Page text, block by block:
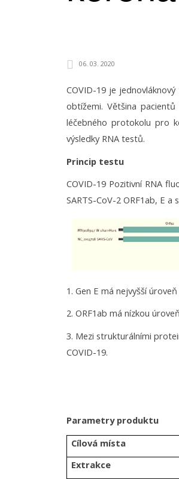
06. 03. 2020
COVID-19 je
obtížemi. Většina
léčebného protokolu pro
výsledky RNA testů.
Princip testu
COVID-19 Pozitivní RNA
SARTS-CoV-2 ORF1ab, E
1. Gen E má nejvyšší
2. ORF1ab má nízkou
3. Mezi strukturálními
COVID-19.
Parametry produktu
Cílová místa
Extrakce